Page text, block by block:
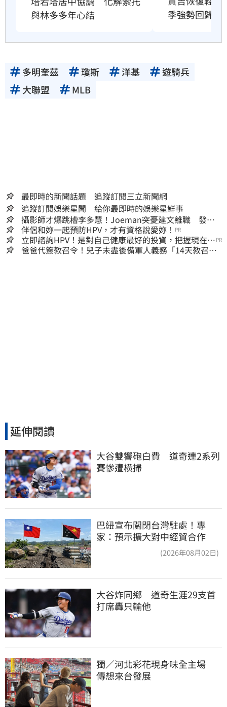
與林多多年心結
季強勢回歸賽
多明奎茲 瓊斯 洋基
遊騎兵
大聯盟
MLB
最即時的新聞話題 追蹤訂閱三立新聞網
追蹤訂閱娛樂星聞 給你最即時的娛樂星鮮事
攝影師才爆跳槽李多慧！Joeman突憂建文離職 發聲
「其實我很清楚」
伴侶和妳一起預防HPV，才有資格說愛妳！ PR
立即諮詢HPV！是對自己健康最好的投資，把握現在不
嫌晚！
PR
爸爸代簽教召令！兒子未盡後備軍人義務「14天教召不
延伸閱讀
大谷雙響砲白費　道奇連2系列
賽慘遭橫掃
巴紐宣布關閉台灣駐處！專
家：預示擴大對中經貿合作
(2026年08月02日)
大谷炸同鄉　道奇生涯29支首
打席轟只輸他
獨／河北彩花現身味全主場
傳想來台發展